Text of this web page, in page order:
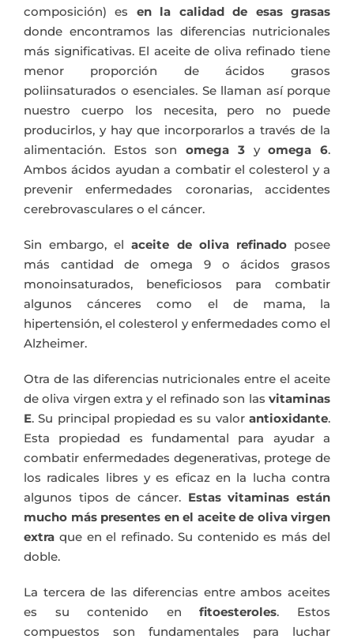
composición) es en la calidad de esas grasas
donde encontramos las diferencias nutricionales
más significativas. El aceite de oliva refinado tiene
menor proporción de ácidos grasos
poliinsaturados o esenciales. Se llaman así porque
nuestro cuerpo los necesita, pero no puede
producirlos, y hay que incorporarlos a través de la
alimentación. Estos sonomega 3yomega 6.
Ambos ácidos ayudan a combatir el colesterol y a
prevenir enfermedades coronarias, accidentes
cerebrovasculares o el cáncer.
Sin embargo, elaceite de oliva refinadoposee
más cantidad de omega 9 o ácidos grasos
monoinsaturados, beneficiosos para combatir
algunos cánceres como el de mama, la
hipertensión, el colesterol y enfermedades como el
Alzheimer.
Otra de las diferencias nutricionales entre el aceite
de oliva virgen extra y el refinado son las vitaminas
E. Su principal propiedad es su valor antioxidante.
Esta propiedad es fundamental para ayudar a
combatir enfermedades degenerativas, protege de
los radicales libres y es eficaz en la lucha contra
algunos tipos de cáncer. Estas vitaminas están
mucho más presentes en el aceite de oliva virgen
extra que en el refinado. Su contenido es más del
doble.
La tercera de las diferencias entre ambos aceites
es su contenido enfitoesteroles. Estos
compuestos son fundamentales para luchar